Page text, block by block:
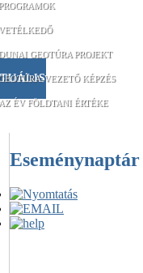
PROGRAMOK
VETÉLKEDŐ
DUNAI GEOTÚRA PROJEKT
VEZETŐ KÉPZÉS
AZ ÉV FÖLDTANI ÉRTÉKE
Eseménynaptár